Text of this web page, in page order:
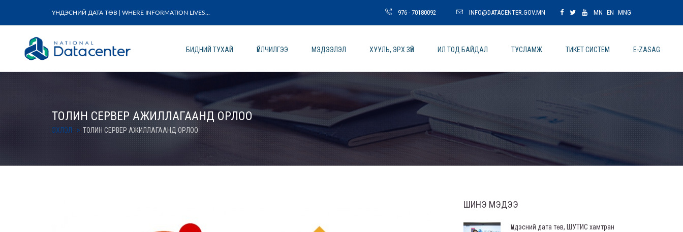
ҮНДЭСНИЙ ДАТА ТӨВ | WHERE INFORMATION LIVES... 976 - 70180092 INFO@DATACENTER.GOV.MN MN EN MNG
БИДНИЙ ТУХАЙ ҮЙЛЧИЛГЭЭ МЭДЭЭЛЭЛ ХУУЛЬ, ЭРХ ЗҮЙ ИЛ ТОД БАЙДАЛ ТУСЛАМЖ ТИКЕТ СИСТЕМ E-ZASAG
ТОЛИН СЕРВЕР АЖИЛЛАГААНД ОРЛОО
ЭХЛЭЛ ТОЛИН СЕРВЕР АЖИЛЛАГААНД ОРЛОО
ШИНЭ МЭДЭЭ
Үндэсний дата төв, ШУТИС хамтран